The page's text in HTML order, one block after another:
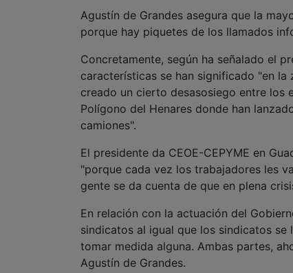
Agustín de Grandes asegura que la
porque hay piquetes de los llamados
Concretamente, según ha señalado el
características se han significado "en la
creado un cierto desasosiego entre los
Polígono del Henares donde han
camiones".
El presidente da CEOE-CEPYME en
"porque cada vez los trabajadores les
gente se da cuenta de que en plena
En relación con la actuación del
sindicatos al igual que los sindicatos
tomar medida alguna. Ambas partes,
Agustín de Grandes.